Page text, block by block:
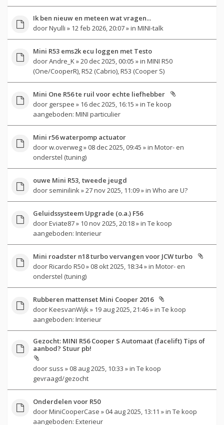
Ik ben nieuw en meteen wat vragen...
doorNyulli » 12 feb 2026, 20:07 » in MINI-talk
Mini R53 ems2k ecu loggen met Testo
doorAndre_K » 20 dec 2025, 00:05 » in MINI R50
(One/CooperR), R52 (Cabrio), R53 (Cooper S)
Mini One R56 te ruil voor echte liefhebber
door gerspee » 16 dec 2025, 16:15 » in Te koop
aangeboden: MINI particulier
Mini r56 waterpomp actuator
doorw.overweg» 08 dec 2025, 09:45 » in Motor- en
onderstel (tuning)
ouwe Mini R53, tweede jeugd
door seminilink » 27 nov 2025, 11:09 » in Who are U?
Geluidssysteem Upgrade (o.a.) F56
doorEviate87» 10 nov 2025, 20:18 » in Te koop
aangeboden: Interieur
Mini roadster n18 turbo vervangen voor JCW turbo
doorRicardo R50» 08 okt 2025, 18:34 » in Motor- en
onderstel (tuning)
Rubberen mattenset Mini Cooper 2016
doorKeesvanWijk » 19 aug 2025, 21:46 » in Te koop
aangeboden: Interieur
Gezocht: MINI R56 Cooper S Automaat (facelift) Tips of
aanbod? Stuur pb!
door suss » 08 aug 2025, 10:33 » in Te koop
gevraagd/gezocht
Onderdelen voor R50
doorMiniCooperCase » 04 aug 2025, 13:11 » in Te koop
aangeboden: Exterieur